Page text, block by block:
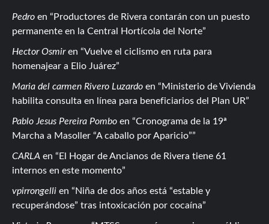
Pedro en
Productores de Rivera contarán con un puesto
permanente en la Central Hortícola del Norte
Hector Osmiren
Vuelve el ciclismo en ruta para
homenajear a Elio Juárez
Maria del carmen Rivero Luzardo en
Ministerio de Vivienda
habilita consulta en línea para beneficiarios del Plan UR
Pablo Jesus Pereira Pombo en
Cronograma de la 19ª
Marcha a Masoller “A caballo por Aparicio”
CARLA en
El Hogar de Ancianos de Rivera tiene 61
internos en este momento
vpirrongelli en
Niña de dos años está “estable y
recuperándose” tras intoxicación por cocaína